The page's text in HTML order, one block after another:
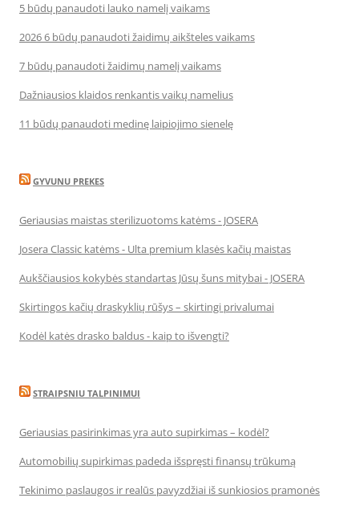
5 būdų panaudoti lauko namelį vaikams
2026 6 būdų panaudoti žaidimų aikšteles vaikams
7 būdų panaudoti žaidimų namelį vaikams
Dažniausios klaidos renkantis vaikų namelius
11 būdų panaudoti medinę laipiojimo sienelę
GYVUNU PREKES
Geriausias maistas sterilizuotoms katėms - JOSERA
Josera Classic katėms - Ulta premium klasės kačių maistas
Aukščiausios kokybės standartas Jūsų šuns mitybai - JOSERA
Skirtingos kačių draskyklių rūšys – skirtingi privalumai
Kodėl katės drasko baldus - kaip to išvengti?
STRAIPSNIU TALPINIMUI
Geriausias pasirinkimas yra auto supirkimas – kodėl?
Automobilių supirkimas padeda išspręsti finansų trūkumą
Tekinimo paslaugos ir realūs pavyzdžiai iš sunkiosios pramonės